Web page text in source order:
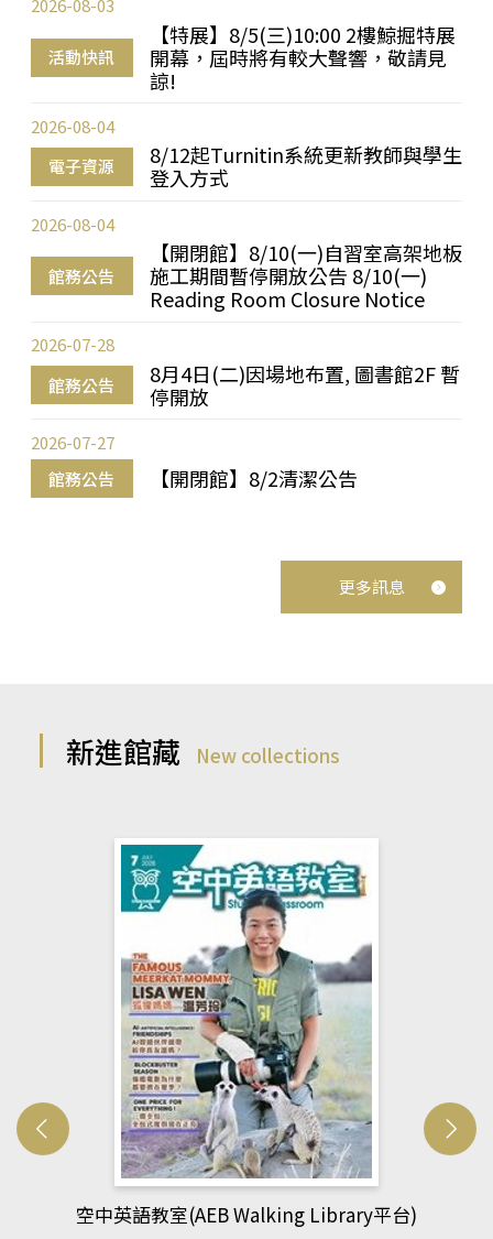
活動快訊
【特展】8/5(三)10:00 2樓鯨掘特展
開幕，屆時將有較大聲響，敬請見
諒!
2026-08-03
電子資源
8/12起Turnitin系統更新教師與學生
登入方式
2026-08-04
館務公告
【開閉館】8/10(一)自習室高架地板
施工期間暫停開放公告 8/10(一)
Reading Room Closure Notice
2026-08-04
館務公告
8月4日(二)因場地布置, 圖書館2F 暫
停開放
2026-07-28
館務公告 【開閉館】8/2清潔公告
2026-07-27
更多訊息
新進館藏 New collections
網管人(kono平台)